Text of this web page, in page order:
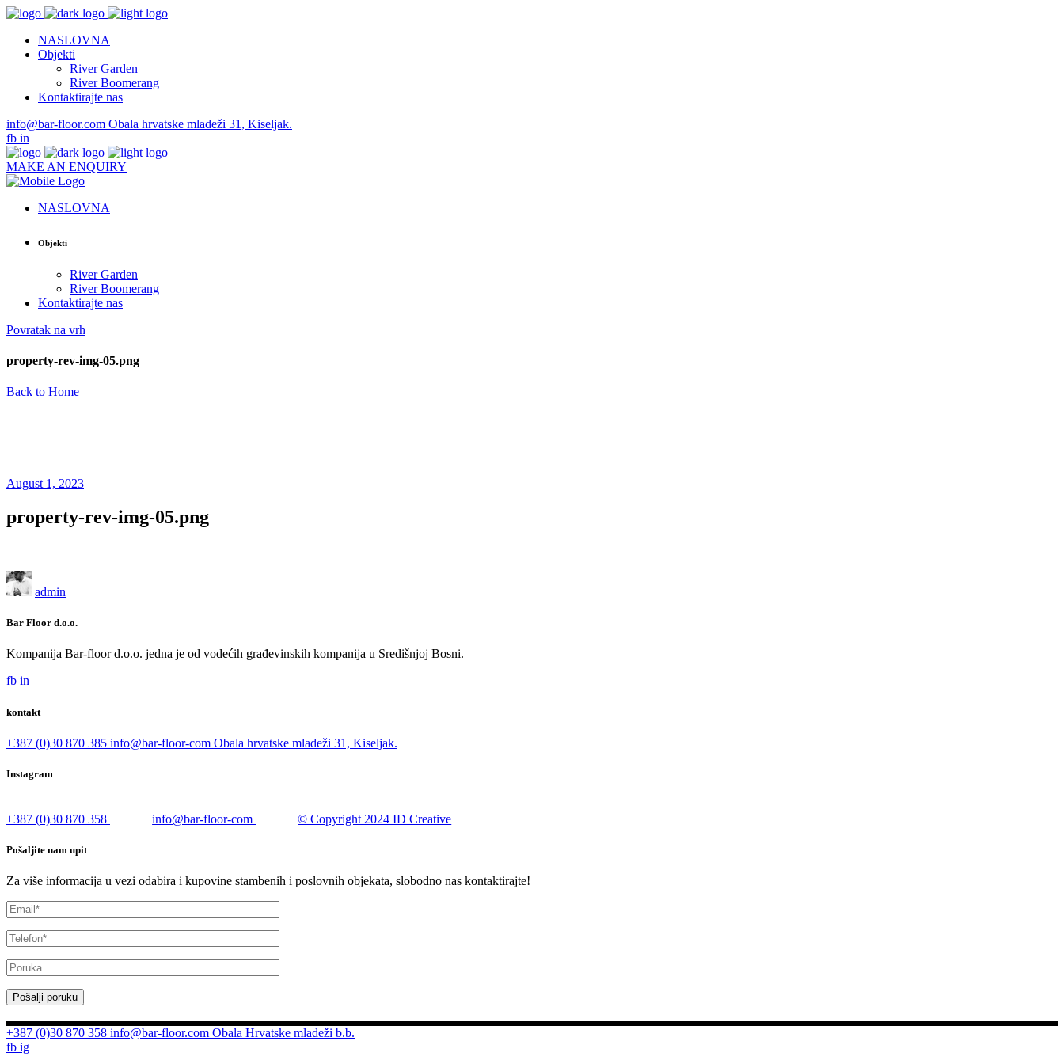
NASLOVNA
Objekti
River Garden
River Boomerang
Kontaktirajte nas
info@bar-floor.com Obala hrvatske mladeži 31, Kiseljak.
fb in
MAKE AN ENQUIRY
NASLOVNA
Objekti
River Garden
River Boomerang
Kontaktirajte nas
Povratak na vrh
property-rev-img-05.png
Back to Home
August 1, 2023
property-rev-img-05.png
admin
Bar Floor d.o.o.
Kompanija Bar-floor d.o.o. jedna je od vodećih građevinskih kompanija u Središnjoj Bosni.
fb in
kontakt
+387 (0)30 870 385 info@bar-floor-com Obala hrvatske mladeži 31, Kiseljak.
Instagram
+387 (0)30 870 358 info@bar-floor-com © Copyright 2024 ID Creative
Pošaljite nam upit
Za više informacija u vezi odabira i kupovine stambenih i poslovnih objekata, slobodno nas kontaktirajte!
Pošalji poruku
+387 (0)30 870 358 info@bar-floor.com Obala Hrvatske mladeži b.b.
fb ig